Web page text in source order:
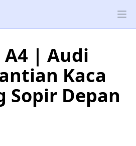
| Audi
Kaca
Sopir Depan